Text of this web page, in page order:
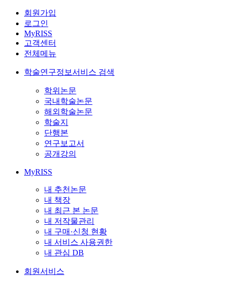
회원가입
로그인
MyRISS
고객센터
전체메뉴
학술연구정보서비스 검색
학위논문
국내학술논문
해외학술논문
학술지
단행본
연구보고서
공개강의
MyRISS
내 추천논문
내 책장
내 최근 본 논문
내 저작물관리
내 구매·신청 현황
내 서비스 사용권한
내 관심 DB
회원서비스